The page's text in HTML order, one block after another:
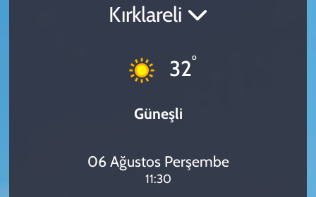
Kırklareli
32°
Güneşli
06 Ağustos Perşembe
11:30